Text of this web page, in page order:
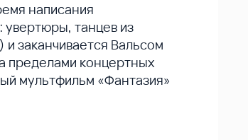
написания
увертюры, танцев из
заканчивается Вальсом
пределами концертных
мультфильм «Фантазия»